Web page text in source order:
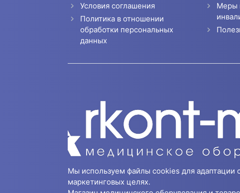
Условия соглашения
Политика в отношении
обработки персональных
данных
Меры
Мы используем файлы cookies для адаптации
маркетинговых целях.